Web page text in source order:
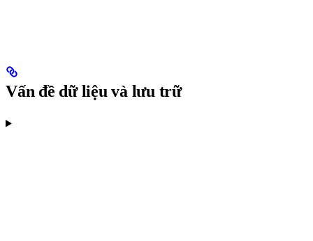
Vấn đề dữ liệu và lưu trữ